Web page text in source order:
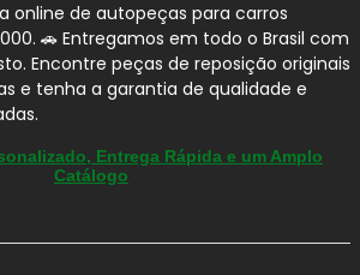
online de autopeças para carros
🚗 Entregamos em todo o Brasil com
Encontre peças de reposição originais
e tenha a garantia de qualidade e
Entrega Rápida e um Amplo
Catálogo